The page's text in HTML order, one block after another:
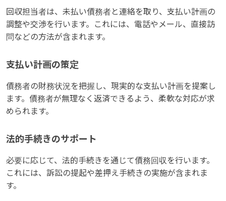
回収担当者は、未払い債務者と連絡を取り、支払い計画の
調整や交渉を行います。これには、電話やメール、直接訪
問などの方法が含まれます。
支払い計画の策定
債務者の財務状況を把握し、現実的な支払い計画を提案し
ます。債務者が無理なく返済できるよう、柔軟な対応が求
められます。
法的手続きのサポート
必要に応じて、法的手続きを通じて債務回収を行います。
これには、訴訟の提起や差押え手続きの実施が含まれま
す。